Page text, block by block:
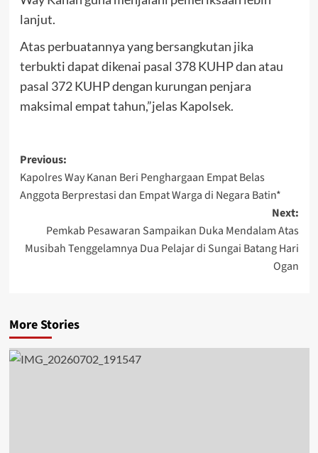
lanjut.
Atas perbuatannya yang bersangkutan jika
terbukti dapat dikenai pasal 378 KUHP dan atau
pasal 372 KUHP dengan kurungan penjara
maksimal empat tahun,”jelas Kapolsek.
Post
navigation
Previous:
Kapolres Way Kanan Beri Penghargaan Empat Belas
Anggota Berprestasi dan Empat Warga di Negara Batin*
Next:
Pemkab Pesawaran Sampaikan Duka Mendalam Atas
Musibah Tenggelamnya Dua Pelajar di Sungai Batang Hari
Ogan
More Stories